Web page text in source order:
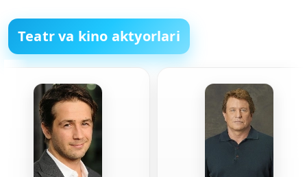
Teatr va kino aktyorlari